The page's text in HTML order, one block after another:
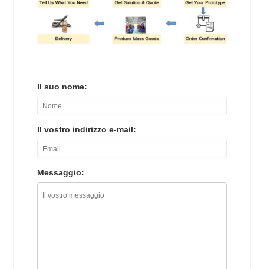
Il suo nome:
Il vostro indirizzo e-mail:
Messaggio: